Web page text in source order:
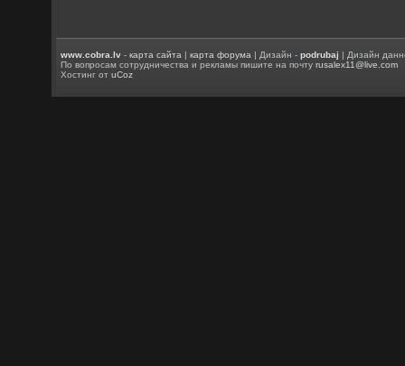
www.cobra.lv -карта сайта |карта форума | Дизайн -podrubaj | Дизайн
По вопросам сотрудничества и рекламы пишите на почтуrusalex11@live.com
Хостинг отuCoz